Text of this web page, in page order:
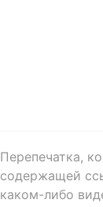
Перепечатка,
содержащей
каком-либо